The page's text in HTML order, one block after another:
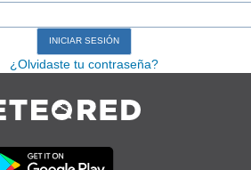
¿Olvidaste tu contraseña?